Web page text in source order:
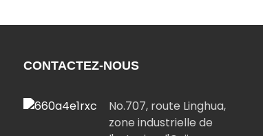
Prise duplex
YSR115/YSR120 Diversifi...
CONTACTEZ-NOUS
No.707, route Linghua,
zone industrielle de